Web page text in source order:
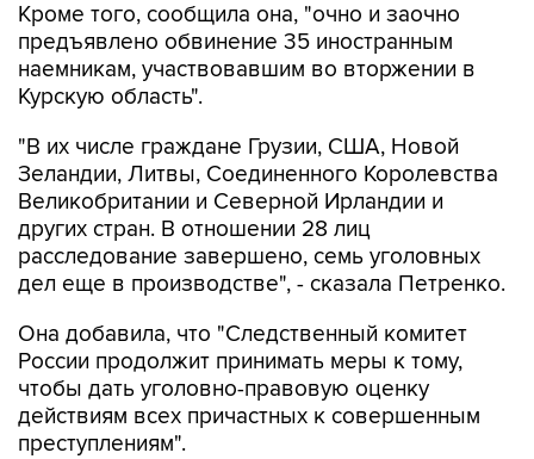
Кроме того, сообщила она, "очно и заочно
предъявлено обвинение 35 иностранным
наемникам, участвовавшим во вторжении в
Курскую область".
"В их числе граждане Грузии, США, Новой
Зеландии, Литвы, Соединенного Королевства
Великобритании и Северной Ирландии и
других стран. В отношении 28 лиц
расследование завершено, семь уголовных
дел еще в производстве", - сказала Петренко.
Она добавила, что "Cледственный комитет
России продолжит принимать меры к тому,
чтобы дать уголовно-правовую оценку
действиям всех причастных к совершенным
преступлениям".